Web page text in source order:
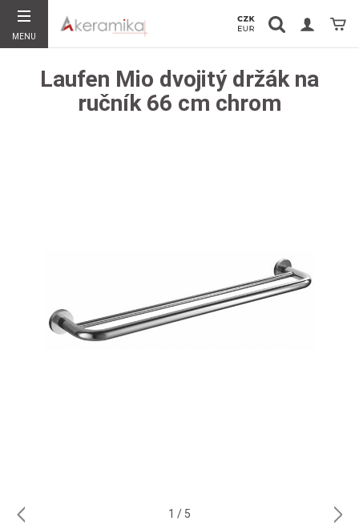
MENU
Vyhledávání Košík
Laufen Mio dvojitý držák na
ručník 66 cm chrom
1 5